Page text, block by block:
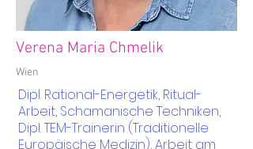
Verena Maria Chmelik
Wien
Dipl. Rational-Energetik, Ritual-
Arbeit, Schamanische Techniken,
Dipl. TEM-Trainerin (Traditionelle
Europäische Medizin), Arbeit am